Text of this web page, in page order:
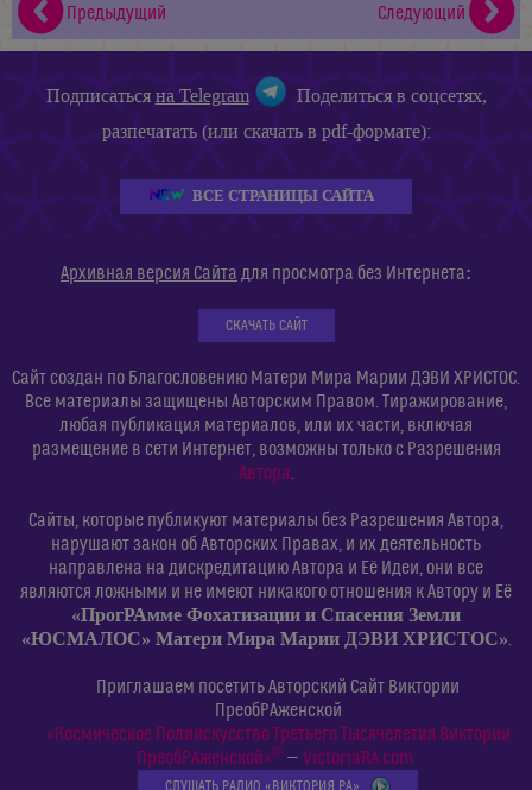
Предыдущий
Следующий
Подписатьсяна Telegram
Поделиться в соцсетях,
разпечатать (или скачать в pdf-формате):
ВСЕ СТРАНИЦЫ САЙТА
Архивная версия Сайта для просмотра без Интернета:
СКАЧАТЬ САЙТ
Сайт создан по Благословению Матери Мира Марии ДЭВИ ХРИСТОС.
Все материалы защищены Авторским Правом. Тиражирование,
любая публикация материалов, или их части, включая
размещение в сети Интернет, возможны только с Разрешения
Автора.
Сайты, которые публикуют материалы без Разрешения Автора,
нарушают закон об Авторских Правах, и их деятельность
направлена на дискредитацию Автора и Её Идеи, они все
являются ложными и не имеют никакого отношения к Автору и Её
«ПрогРАмме Фохатизации и Спасения Земли
«ЮСМАЛОС» Матери Мира Марии ДЭВИ ХРИСТОС».
Приглашаем посетить Авторский Сайт Виктории
ПреобРАженской
«Космическое Полиискусство Третьего Тысячелетия Виктории
ПреобРАженской»©— VictoriaRA.com